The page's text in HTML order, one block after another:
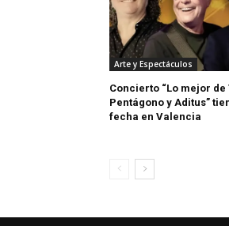
Arte y Espectáculos
Concierto “Lo mejor de
Pentágono y Aditus”
fecha en Valencia